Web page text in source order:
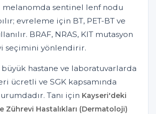
melanomda sentinel lenf nodu
evreleme için BT, PET-BT ve
BRAF, NRAS, KIT mutasyon
seçimini yönlendirir.
hastane ve laboratuvarlarda
ücretli ve SGK kapsamında
Tanı için Kayseri'deki
Zührevi Hastalıkları (Dermatoloji)